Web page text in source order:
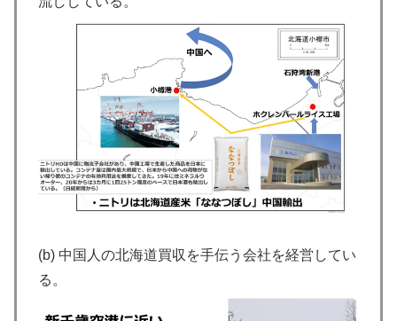
(b) 中国人の北海道買収を手伝う会社を経営してい
る。